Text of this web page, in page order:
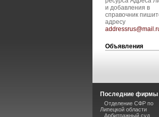
и добавления в
справочник
адресу
Объявления
Последние фирмы
Отделение СФР по
Липецкой области
Арбитражный суд